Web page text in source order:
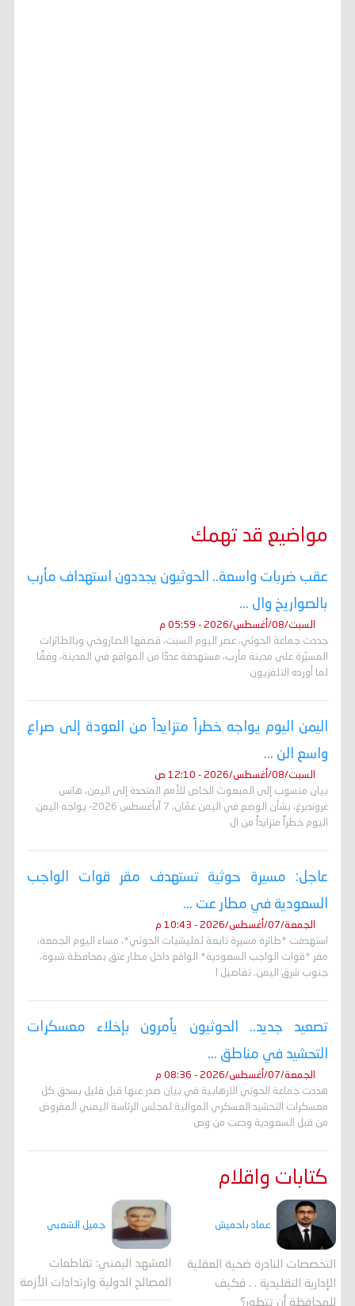
مواضيع قد تهمك
عقب ضربات واسعة.. الحوثيون يجددون استهداف مأرب
بالصواريخ وال ...
السبت/08/أغسطس/2026 - 05:59 م
جددت جماعة الحوثي، عصر اليوم السبت، قصفها الصاروخي وبالطائرات
المسيّرة على مدينة مأرب، مستهدفة عددًا من المواقع في المدينة، وفقًا
لما أورده التلفزيون
اليمن اليوم يواجه خطراً متزايداً من العودة إلى صراع
واسع الن ...
السبت/08/أغسطس/2026 - 12:10 ص
بيان منسوب إلى المبعوث الخاص للأمم المتحدة إلى اليمن، هانس
غروندبرغ، بشأن الوضع في اليمن عمّان، 7 آبأغسطس 2026- يواجه اليمن
اليوم خطراً متزايداً من ال
عاجل: مسيرة حوثية تستهدف مقر قوات الواجب
السعودية في مطار عت ...
الجمعة/07/أغسطس/2026 - 10:43 م
استهدفت *طائرة مسيرة تابعة لمليشيات الحوثي*، مساء اليوم الجمعة،
مقر *قوات الواجب السعودية* الواقع داخل مطار عتق بمحافظة شبوة،
جنوب شرق اليمن. تفاصيل ا
تصعيد جديد.. الحوثيون يأمرون بإخلاء معسكرات
التحشيد في مناطق ...
الجمعة/07/أغسطس/2026 - 08:36 م
هددت جماعة الحوثي الارهابية في بيان صدر عنها قبل قليل بسحق كل
معسكرات التحشيد العسكري الموالية لمجلس الرئاسة اليمني المفروض
من قبل السعودية ودعت من وص
كتابات واقلام
عماد باحميش
التخصصات النادرة ضحية العقلية
الإدارية التقليدية . . فكيف
للمحافظة أن تتطور؟
جميل الشعبي
المشهد اليمني: تقاطعات
المصالح الدولية وارتدادات الأزمة